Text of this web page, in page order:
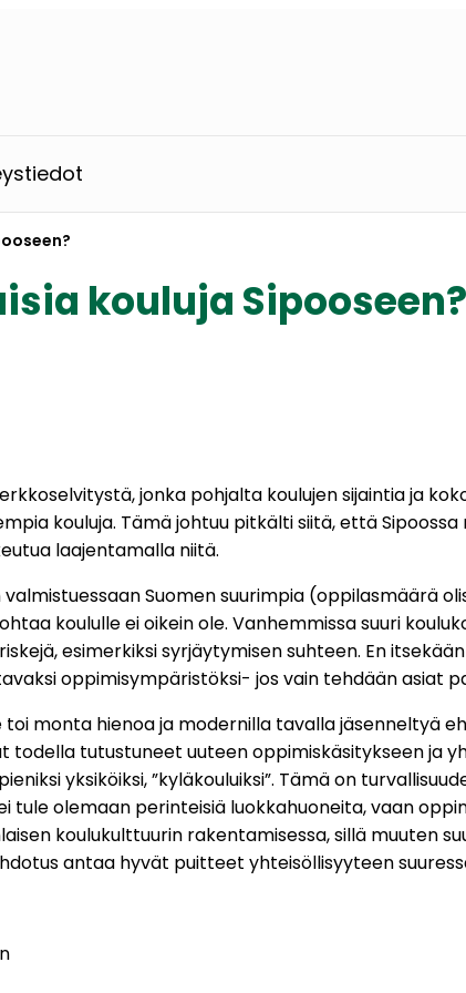
kouluja Sipooseen?
jonka pohjalta koulujen sijaintia ja
kouluja. Tämä johtuu pitkälti siitä, että
laajentamalla niitä.
Suomen suurimpia (oppilasmäärä
koululle ei oikein ole. Vanhemmissa suuri
esimerkiksi syrjäytymisen suhteen. En
oppimisympäristöksi- jos vain tehdään asiat
monta hienoa ja modernilla tavalla jäsenneltyä
tutustuneet uuteen oppimiskäsitykseen ja
yksiköiksi, ”kyläkouluiksi”. Tämä on
tule olemaan perinteisiä luokkahuoneita, vaan
koulukulttuurin rakentamisessa, sillä muuten
antaa hyvät puitteet yhteisöllisyyteen